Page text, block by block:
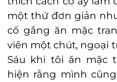
một thứ đơn giản
cố gắng ăn mặc
viên một chút, ngoại
Sáu khi tôi ăn mặc
hiện rằng mình